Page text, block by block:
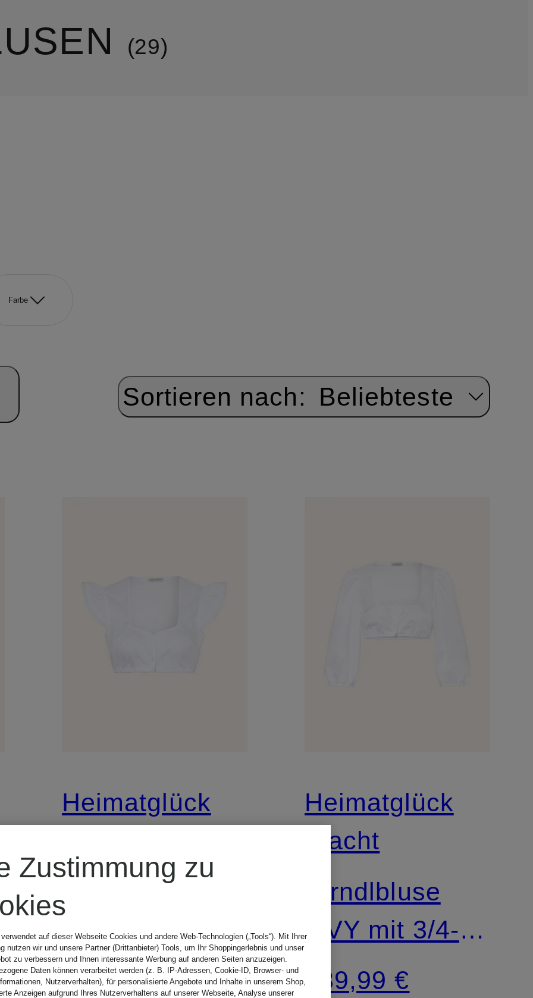
29
Farbe
Sortieren nach: Beliebteste
Heimatglück
Dirndlbluse
HANNI HERZ
139,99 €
Heimatglück
Tracht
Dirndlbluse
ILVY mit 3/4-
Arm
139,99 €
Zustimmung zu
auf dieser Webseite Cookies und andere Web-Technologien („Tools“). Mit Ihrer
nutzen wir und unsere Partner (Drittanbieter) Tools, um Ihr Shoppingerlebnis und unser
zu verbessern und Ihnen interessante Werbung auf anderen Seiten anzuzeigen.
Daten können verarbeitet werden (z. B. IP-Adressen, Cookie-ID, Browser- und
Nutzerverhalten), für personalisierte Angebote und Inhalte in unserem Shop,
Anzeigen aufgrund Ihres Nutzerverhaltens auf unserer Webseite, Analyse unserer